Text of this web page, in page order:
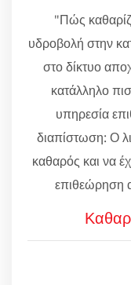
"Πώς
υδροβολή στην
στο δίκτυο
κατάλληλο
υπηρεσία
διαπίστωση: Ο
καθαρός και να
επιθεώρηση